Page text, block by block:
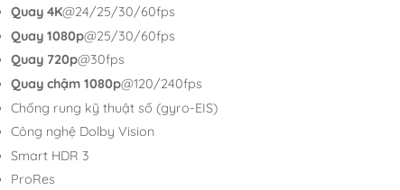
Quay 4K@24/25/30/60fps
Quay 1080p@25/30/60fps
Quay 720p@30fps
Quay chậm 1080p@120/240fps
Chống rung kỹ thuật số (gyro-EIS)
Công nghệ Dolby Vision
Smart HDR 3
ProRes